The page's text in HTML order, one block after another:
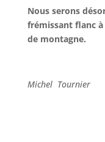
Nous serons
frémissant flanc
de montagne.
Michel Tournier